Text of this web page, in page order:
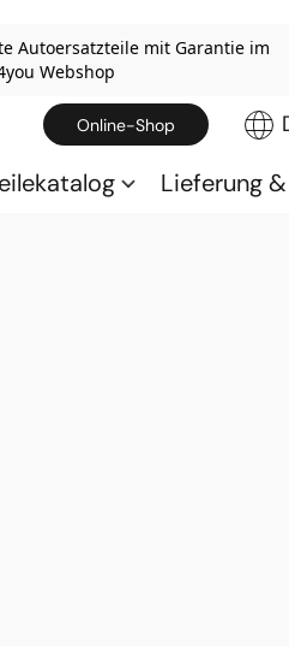
Autoersatzteile mit Garantie im
Webshop
Online-Shop
Lieferung